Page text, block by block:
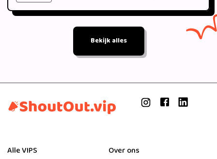
Bekijk alles
Alle VIPS
Over ons